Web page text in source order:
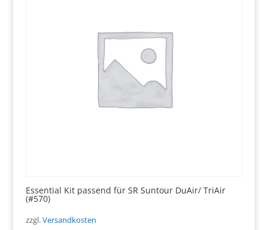
Essential Kit passend für SR Suntour DuAir/ TriAir
(#570)
zzgl.Versandkosten